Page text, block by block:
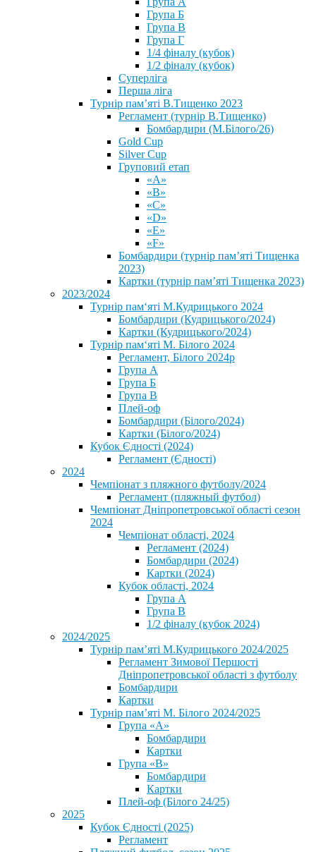
Група Б
Група В
Група Г
1/4 фіналу (кубок)
1/2 фіналу (кубок)
Суперліга
Перша ліга
Турнір пам’яті В.Тищенко 2023
Регламент (турнір В.Тищенко)
Бомбардири (М.Білого/26)
Gold Cup
Silver Cup
Груповий етап
«А»
«В»
«С»
«D»
«Е»
«F»
Бомбардири (турнір пам’яті Тищенка
2023)
Картки (турнір пам’яті Тищенка 2023)
2023/2024
⁨Турнір пам‘яті М.Кудрицького 2024
Бомбардири (Кудрицького/2024)
Картки (Кудрицького/2024)
⁨Турнір пам‘яті М. Білого 2024⁩
Регламент, Білого 2024р
Група А
Група Б
Група В
Плей-оф
Бомбардири (Білого/2024)
Картки (Білого/2024)
Кубок Єдності (2024)
Регламент (Єдності)
2024
Чемпіонат з пляжного футболу/2024
Регламент (пляжный футбол)
Чемпіонат Дніпропетровської області сезон
2024
Чемпіонат області, 2024
Регламент (2024)
Бомбардири (2024)
Картки (2024)
Кубок області, 2024
Група А
Група В
1/2 фіналу (кубок 2024)
2024/2025
Турнір пам’яті М.Кудрицького 2024/2025
Регламент Зимової Першості
Дніпропетровської області з футболу
Бомбардири
Картки
Турнір пам’яті М. Білого 2024/2025
Група «А»
Бомбардири
Картки
Група «В»
Бомбардири
Картки
Плей-оф (Білого 24/25)
2025
Кубок Єдності (2025)
Регламент